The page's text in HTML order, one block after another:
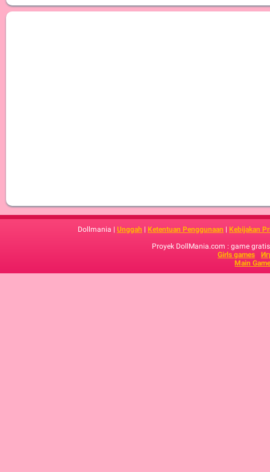
Dollmania | Unggah | Ketentuan Penggunaan | Kebijakan
Proyek DollMania.com : game
Girls games
Main